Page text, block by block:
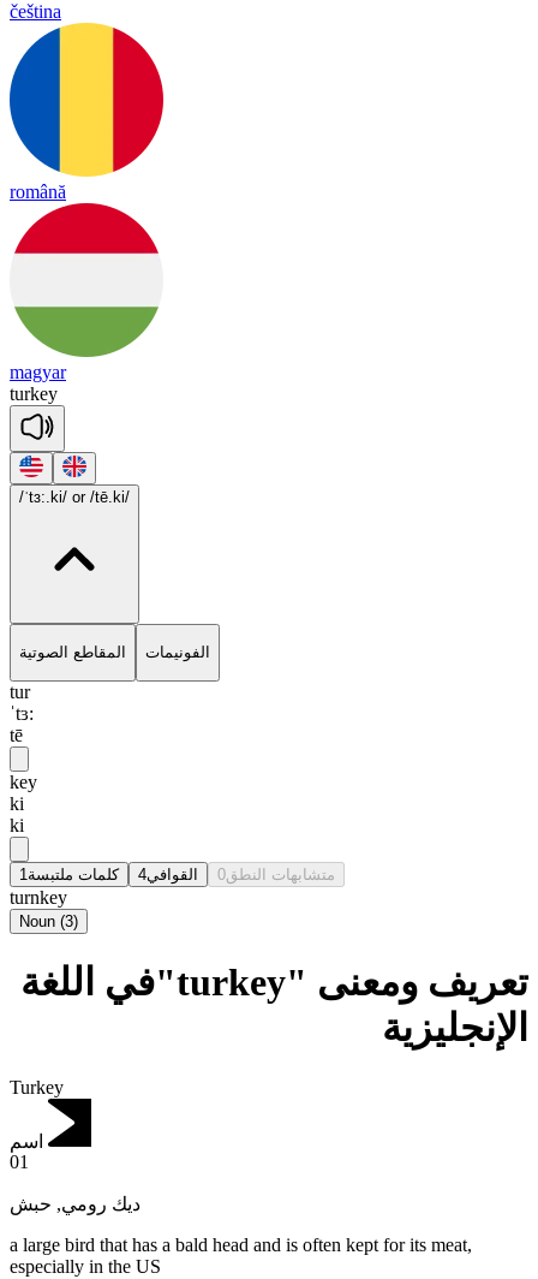
čeština
română
magyar
turkey
/ˈtɜ:.ki/ or /tē.ki/
المقاطع الصوتية الفونيمات
tur
ˈtɜ:
tē
key
ki
ki
كلمات ملتبسة 1 القوافي4 متشابهات النطق0
turnkey
Noun (3)
تعريف ومعنى "turkey"في اللغة
الإنجليزية
Turkey
اسم
01
ديك رومي, حبش
a large bird that has a bald head and is often kept for its meat,
especially in the US